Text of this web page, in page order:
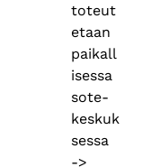
toteut
etaan
paikall
isessa
sote-
keskuk
sessa
->